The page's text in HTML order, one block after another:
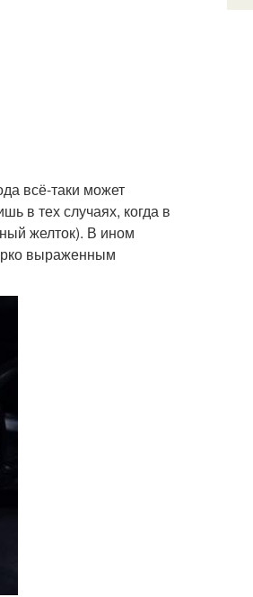
всё-таки может
в тех случаях, когда в
желток). В ином
выраженным